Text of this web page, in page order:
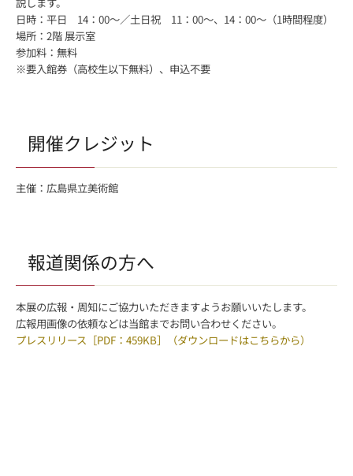
日時：平日 14：00～／土日祝 11：00～、14：00～（1時間程度）
場所：2階 展示室
参加料：無料
※要入館券（高校生以下無料）、申込不要
開催クレジット
主催：広島県立美術館
報道関係の方へ
本展の広報・周知にご協力いただきますようお願いいたします。
広報用画像の依頼などは当館までお問い合わせください。
プレスリリース［PDF：459KB］（ダウンロードはこちらから）